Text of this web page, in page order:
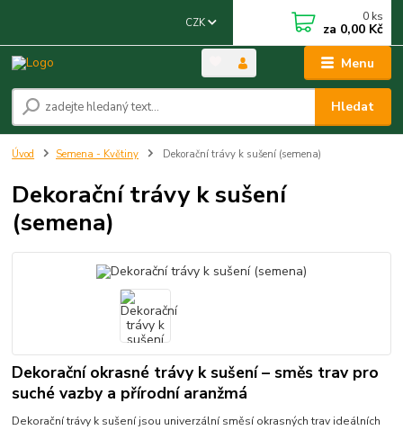
Menu
CZK
Hledat
0 ks
za 0,00 Kč
Úvod Semena - Květiny Dekorační trávy k sušení (semena)
Dekorační trávy k sušení
(semena)
Dekorační okrasné trávy k sušení – směs trav pro
suché vazby a přírodní aranžmá
Dekorační trávy k sušení jsou univerzální směsí okrasných trav ideálních